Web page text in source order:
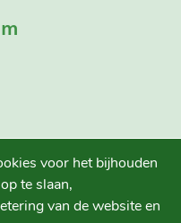
voor het bijhouden
te slaan,
van de website en